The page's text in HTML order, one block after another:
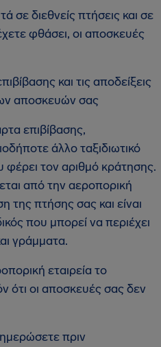
σε διεθνείς πτήσεις και σε
φθάσει, οι αποσκευές
και τις αποδείξεις
αποσκευών σας
επιβίβασης,
άλλο ταξιδιωτικό
τον αριθμό κράτησης.
από την αεροπορική
της πτήσης σας και είναι
που μπορεί να περιέχει
γράμματα.
εταιρεία το
ότι οι αποσκευές σας δεν
πριν